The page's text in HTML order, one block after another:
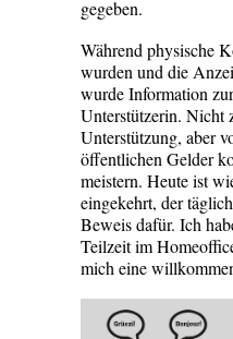
gegeben.
Während physische
wurden und die
wurde Informa­tion
Unterstützerin. Nicht
Unterstützung, aber
öffentlichen Gelder
meistern. Heute ist
eingekehrt, der
Beweis dafür. Ich
Teilzeit im
mich eine